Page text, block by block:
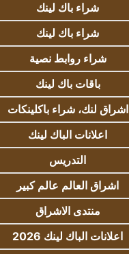
شراء باك لينك
شراء باك لينك
شراء روابط نصية
باقات باك لينك
اشراق لنك، شراء باكلينكات
اعلانات الباك لينك
التدريس
اشراق العالم عالم كبير
منتدى الاشراق
اعلانات الباك لينك 2026